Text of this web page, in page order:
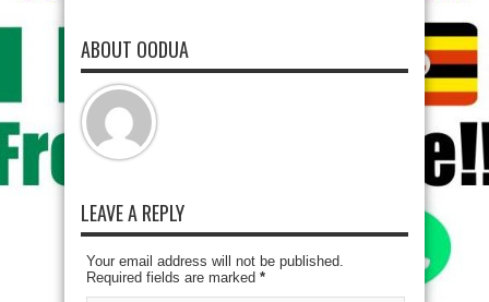
ABOUT OODUA
LEAVE A REPLY
Your email address will not be published.
Required fields are marked *